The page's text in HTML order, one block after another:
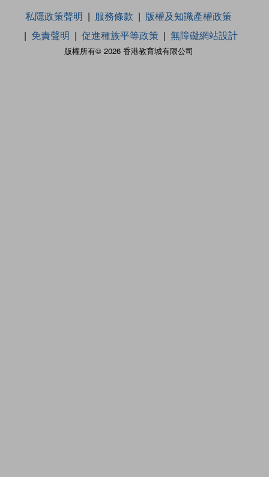
版權所有© 2026 香港教育城有限公司
私隱政策聲明 服務條款
版權及知識產權政策
免責聲明
促進種族平等政策 無障礙網站設計